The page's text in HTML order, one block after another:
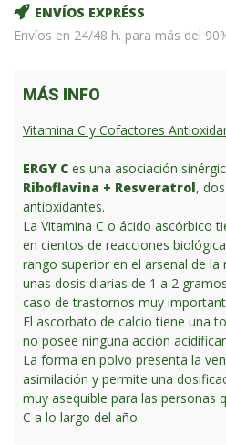
ENVÍOS EXPRÉSS
Envíos en 24/48 h. para más del
MÁS INFO
Vitamina C y Cofactores
ERGY C es una asociación
Riboflavina + Resveratrol,
antioxidantes.
La Vitamina C o ácido ascórbico
en cientos de reacciones
rango superior en el arsenal de la
unas dosis diarias de 1 a 2
caso de trastornos muy
El ascorbato de calcio tiene una
no posee ninguna acción
La forma en polvo presenta la
asimilación y permite una
muy asequible para las personas
C a lo largo del año.